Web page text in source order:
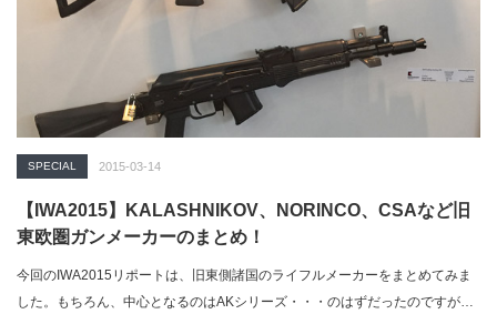
SPECIAL 2015-03-14
【IWA2015】KALASHNIKOV、NORINCO、CSAなど旧
東欧圏ガンメーカーのまとめ！
今回のIWA2015リポートは、旧東側諸国のライフルメーカーをまとめてみま
した。もちろん、中心となるのはAKシリーズ・・・のはずだったのですが…